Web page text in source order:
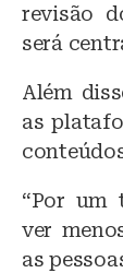
revisão
será
Além
as
“Por um
ver
as